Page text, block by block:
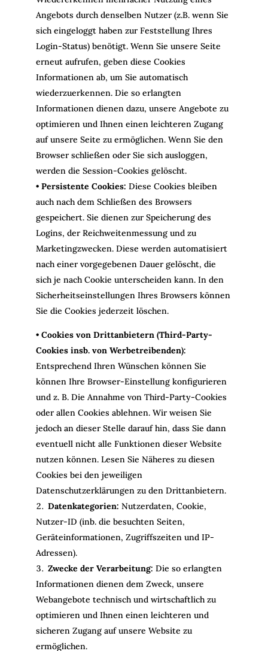
Angebots durch denselben Nutzer (z.B. wenn Sie
sich eingeloggt haben zur Feststellung Ihres
Login-Status) benötigt. Wenn Sie unsere Seite
erneut aufrufen, geben diese Cookies
Informationen ab, um Sie automatisch
wiederzuerkennen. Die so erlangten
Informationen dienen dazu, unsere Angebote zu
optimieren und Ihnen einen leichteren Zugang
auf unsere Seite zu ermöglichen. Wenn Sie den
Browser schließen oder Sie sich ausloggen,
werden die Session-Cookies gelöscht.
• Persistente Cookies: Diese Cookies bleiben
auch nach dem Schließen des Browsers
gespeichert. Sie dienen zur Speicherung des
Logins, der Reichweitenmessung und zu
Marketingzwecken. Diese werden automatisiert
nach einer vorgegebenen Dauer gelöscht, die
sich je nach Cookie unterscheiden kann. In den
Sicherheitseinstellungen Ihres Browsers können
Sie die Cookies jederzeit löschen.
• Cookies von Drittanbietern (Third-Party-
Cookies insb. von Werbetreibenden):
Entsprechend Ihren Wünschen können Sie
können Ihre Browser-Einstellung konfigurieren
und z. B. Die Annahme von Third-Party-Cookies
oder allen Cookies ablehnen. Wir weisen Sie
jedoch an dieser Stelle darauf hin, dass Sie dann
eventuell nicht alle Funktionen dieser Website
nutzen können. Lesen Sie Näheres zu diesen
Cookies bei den jeweiligen
Datenschutzerklärungen zu den Drittanbietern.
Datenkategorien: Nutzerdaten, Cookie,
Nutzer-ID (inb. die besuchten Seiten,
Geräteinformationen, Zugriffszeiten und IP-
Adressen).
Zwecke der Verarbeitung: Die so erlangten
Informationen dienen dem Zweck, unsere
Webangebote technisch und wirtschaftlich zu
optimieren und Ihnen einen leichteren und
sicheren Zugang auf unsere Website zu
ermöglichen.